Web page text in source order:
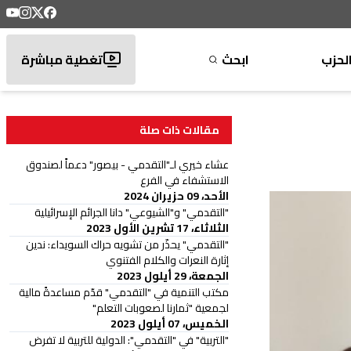
الحزب ابحث تغطية مباشرة
مقالات ذات صلة
عشاء خيري لـ"التقدمي - بيصور" دعماً لصندوق
الاستشفاء في الفرع
الأحد، 09 حزيران 2024
"التقدمي" و"الشيوعي" دانا الجرائم الإسرائيلية
الثلاثاء، 17 تشرين الأول 2023
"التقدمي" يحذّر من تشويه حراك السويداء: ندين
إثارة النعرات والكلام الفتنوي
الجمعة، 29 أيلول 2023
مكتب التنمية في "التقدمي" قدّم مساعدةً مالية
لجمعية "ثمارنا لصعوبات التعلم"
الخميس، 07 أيلول 2023
"التربية" في "التقدمي": الدولية للتربية لا تفرض